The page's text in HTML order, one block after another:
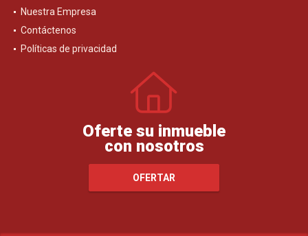
Nuestra Empresa
Contáctenos
Políticas de privacidad
Oferte su inmueble
con nosotros
OFERTAR